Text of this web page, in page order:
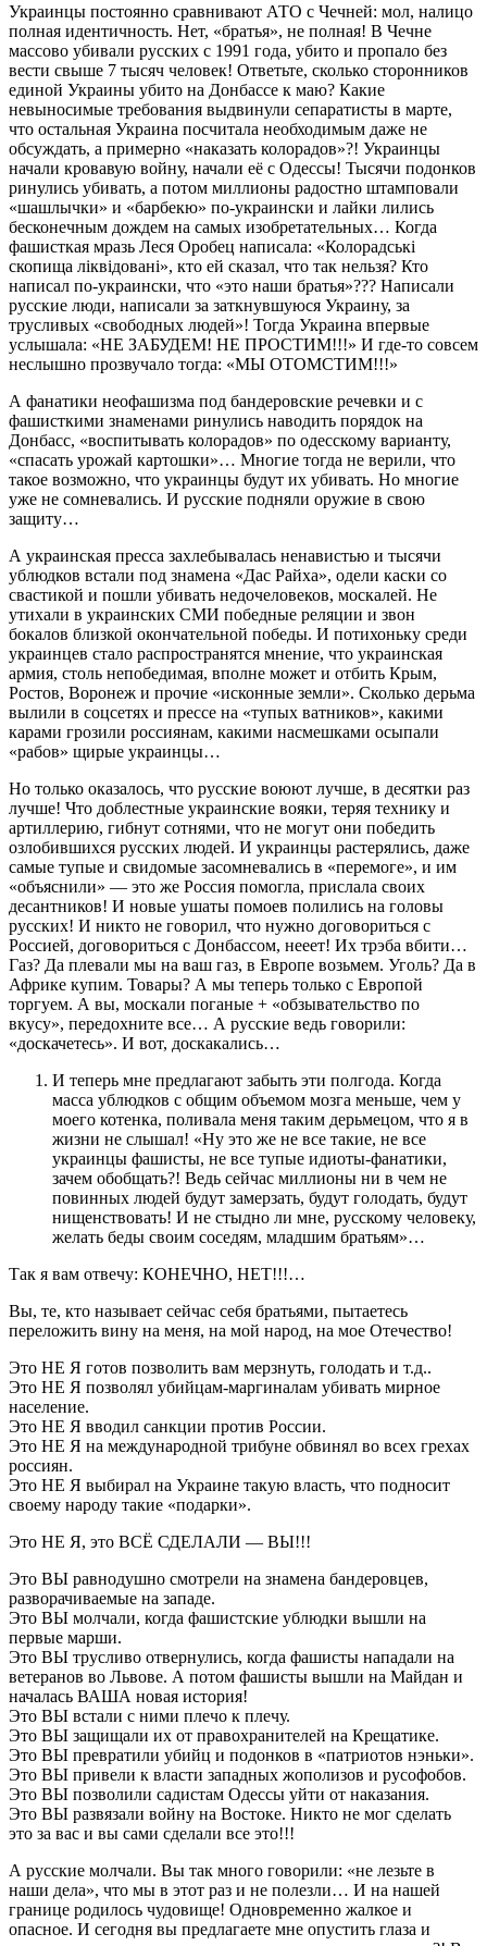
Украинцы постоянно сравнивают АТО с Чечней: мол, налицо
полная идентичность. Нет, «братья», не полная! В Чечне
массово убивали русских с 1991 года, убито и пропало без
вести свыше 7 тысяч человек! Ответьте, сколько сторонников
единой Украины убито на Донбассе к маю? Какие
невыносимые требования выдвинули сепаратисты в марте,
что остальная Украина посчитала необходимым даже не
обсуждать, а примерно «наказать колорадов»?! Украинцы
начали кровавую войну, начали её с Одессы! Тысячи подонков
ринулись убивать, а потом миллионы радостно штамповали
«шашлычки» и «барбекю» по-украински и лайки лились
бесконечным дождем на самых изобретательных… Когда
фашисткая мразь Леся Оробец написала: «Колорадські
скопища ліквідовані», кто ей сказал, что так нельзя? Кто
написал по-украински, что «это наши братья»??? Написали
русские люди, написали за заткнувшуюся Украину, за
трусливых «свободных людей»! Тогда Украина впервые
услышала: «НЕ ЗАБУДЕМ! НЕ ПРОСТИМ!!!» И где-то совсем
неслышно прозвучало тогда: «МЫ ОТОМСТИМ!!!»
А фанатики неофашизма под бандеровские речевки и с
фашисткими знаменами ринулись наводить порядок на
Донбасс, «воспитывать колорадов» по одесскому варианту,
«спасать урожай картошки»… Многие тогда не верили, что
такое возможно, что украинцы будут их убивать. Но многие
уже не сомневались. И русские подняли оружие в свою
защиту…
А украинская пресса захлебывалась ненавистью и тысячи
ублюдков встали под знамена «Дас Райха», одели каски со
свастикой и пошли убивать недочеловеков, москалей. Не
утихали в украинских СМИ победные реляции и звон
бокалов близкой окончательной победы. И потихоньку среди
украинцев стало распространятся мнение, что украинская
армия, столь непобедимая, вполне может и отбить Крым,
Ростов, Воронеж и прочие «исконные земли». Сколько дерьма
вылили в соцсетях и прессе на «тупых ватников», какими
карами грозили россиянам, какими насмешками осыпали
«рабов» щирые украинцы…
Но только оказалось, что русские воюют лучше, в десятки раз
лучше! Что доблестные украинские вояки, теряя технику и
артиллерию, гибнут сотнями, что не могут они победить
озлобившихся русских людей. И украинцы растерялись, даже
самые тупые и свидомые засомневались в «перемоге», и им
«объяснили» — это же Россия помогла, прислала своих
десантников! И новые ушаты помоев полились на головы
русских! И никто не говорил, что нужно договориться с
Россией, договориться с Донбассом, нееет! Их трэба вбити…
Газ? Да плевали мы на ваш газ, в Европе возьмем. Уголь? Да в
Африке купим. Товары? А мы теперь только с Европой
торгуем. А вы, москали поганые + «обзывательство по
вкусу», передохните все… А русские ведь говорили:
«доскачетесь». И вот, доскакались…
И теперь мне предлагают забыть эти полгода. Когда
масса ублюдков с общим объемом мозга меньше, чем у
моего котенка, поливала меня таким дерьмецом, что я в
жизни не слышал! «Ну это же не все такие, не все
украинцы фашисты, не все тупые идиоты-фанатики,
зачем обобщать?! Ведь сейчас миллионы ни в чем не
повинных людей будут замерзать, будут голодать, будут
нищенствовать! И не стыдно ли мне, русскому человеку,
желать беды своим соседям, младшим братьям»…
Так я вам отвечу: КОНЕЧНО, НЕТ!!!…
Вы, те, кто называет сейчас себя братьями, пытаетесь
переложить вину на меня, на мой народ, на мое Отечество!
Это НЕ Я готов позволить вам мерзнуть, голодать и т.д..
Это НЕ Я позволял убийцам-маргиналам убивать мирное
население.
Это НЕ Я вводил санкции против России.
Это НЕ Я на международной трибуне обвинял во всех грехах
россиян.
Это НЕ Я выбирал на Украине такую власть, что подносит
своему народу такие «подарки».
Это НЕ Я, это ВСЁ СДЕЛАЛИ — ВЫ!!!
Это ВЫ равнодушно смотрели на знамена бандеровцев,
разворачиваемые на западе.
Это ВЫ молчали, когда фашистские ублюдки вышли на
первые марши.
Это ВЫ трусливо отвернулись, когда фашисты нападали на
ветеранов во Львове. А потом фашисты вышли на Майдан и
началась ВАША новая история!
Это ВЫ встали с ними плечо к плечу.
Это ВЫ защищали их от правохранителей на Крещатике.
Это ВЫ превратили убийц и подонков в «патриотов нэньки».
Это ВЫ привели к власти западных жополизов и русофобов.
Это ВЫ позволили садистам Одессы уйти от наказания.
Это ВЫ развязали войну на Востоке. Никто не мог сделать
это за вас и вы сами сделали все это!!!
А русские молчали. Вы так много говорили: «не лезьте в
наши дела», что мы в этот раз и не полезли… И на нашей
границе родилось чудовище! Одновременно жалкое и
опасное. И сегодня вы предлагаете мне опустить глаза и